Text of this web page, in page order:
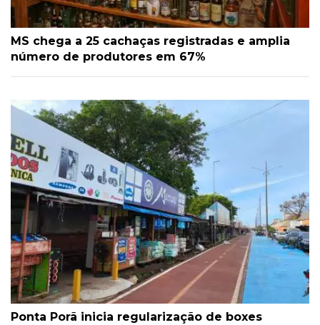
MS chega a 25 cachaças registradas e amplia
número de produtores em 67%
Ponta Porã inicia regularização de boxes